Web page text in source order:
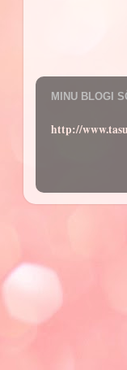
MINU BLOGI
http://